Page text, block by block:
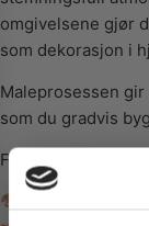
omgivelsene gjør
som dekorasjon i
Maleprosessen
som du gradvis
Fordeler med Paint